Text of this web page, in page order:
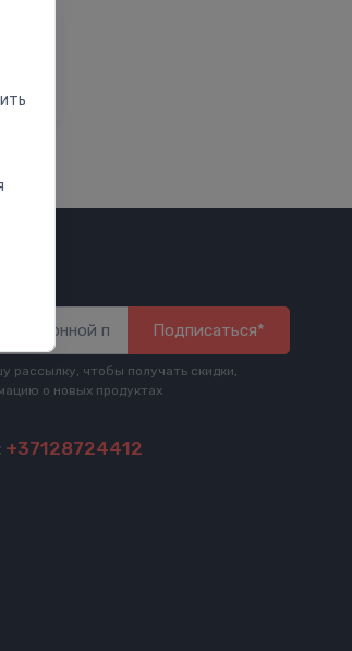
Подписаться*
рассылку, чтобы получать скидки,
о новых продуктах
+37128724412